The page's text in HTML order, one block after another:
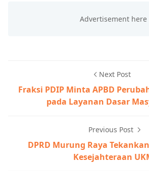
Next Post
Fraksi PDIP Minta APBD
pada Layanan Dasar
Previous Post
DPRD Murung Raya
Kesejahteraan